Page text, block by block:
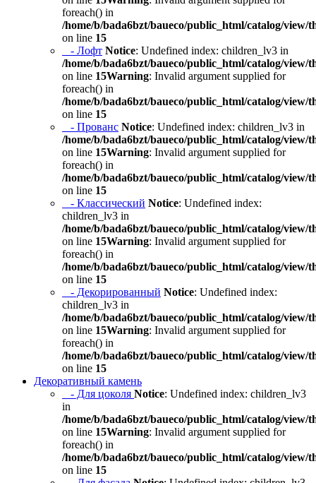
foreach() in
/home/b/bada6bzt/baueco/public_html/catalog/view/
on line 15
- Лофт Notice: Undefined index: children_lv3 in
/home/b/bada6bzt/baueco/public_html/catalog/view/
on line 15Warning: Invalid argument supplied for
foreach() in
/home/b/bada6bzt/baueco/public_html/catalog/view/
on line 15
- Прованс Notice: Undefined index: children_lv3 in
/home/b/bada6bzt/baueco/public_html/catalog/view/
on line 15Warning: Invalid argument supplied for
foreach() in
/home/b/bada6bzt/baueco/public_html/catalog/view/
on line 15
- Классический Notice: Undefined index:
children_lv3 in
/home/b/bada6bzt/baueco/public_html/catalog/view/
on line 15Warning: Invalid argument supplied for
foreach() in
/home/b/bada6bzt/baueco/public_html/catalog/view/
on line 15
- Декорированный Notice: Undefined index:
children_lv3 in
/home/b/bada6bzt/baueco/public_html/catalog/view/
on line 15Warning: Invalid argument supplied for
foreach() in
/home/b/bada6bzt/baueco/public_html/catalog/view/
on line 15
Декоративный камень
- Для цоколя Notice: Undefined index: children_lv3
in
/home/b/bada6bzt/baueco/public_html/catalog/view/
on line 15Warning: Invalid argument supplied for
foreach() in
/home/b/bada6bzt/baueco/public_html/catalog/view/
on line 15